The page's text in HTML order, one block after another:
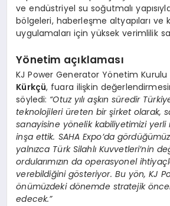
ve endüstriyel su soğutmalı
bölgeleri, haberleşme altyapıları ve
uygulamaları için yüksek verimlilik
Yönetim açıklaması
KJ Power Generator Yönetim Kurulu
Kürkçü, fuara ilişkin
söyledi: “Otuz yılı aşkın süredir
teknolojileri üreten bir şirket olarak,
sanayisine yönelik kabiliyetimizi yerli
inşa ettik. SAHA Expo’da
yalnızca Türk Silahlı Kuvvetleri’nin
ordularımızın da operasyonel
verebildiğini gösteriyor. Bu yön, KJ
önümüzdeki dönemde stratejik
edecek.”